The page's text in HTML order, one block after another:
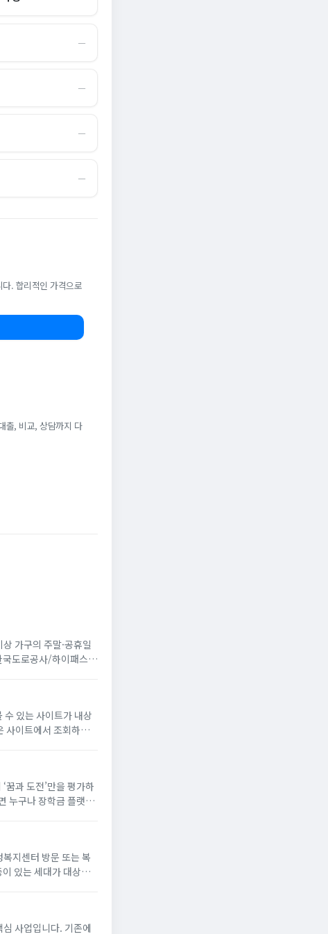
―
―
―
―
. 합리적인 가격으로
출, 비교, 상담까지 다
가구의 주말·공휴일
국도로공사/하이패스
수 있는 사이트가 내상
꿈과 도전’만을 평가하
누구나 장학금 플랫폼
지센터 방문 또는 복
있는 세대가 대상
사업입니다. 기존에